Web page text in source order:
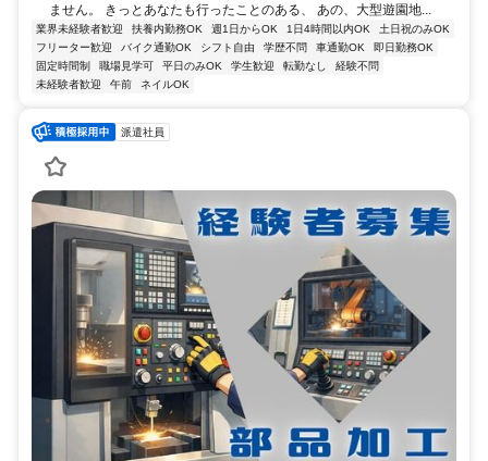
ません。 きっとあなたも行ったことのある、 あの、大型遊園地...
業界未経験者歓迎 扶養内勤務OK 週1日からOK 1日4時間以内OK
土日祝のみOK
フリーター歓迎
バイク通勤OK シフト自由 学歴不問 車通勤OK
即日勤務OK
固定時間制
職場見学可 平日のみOK 学生歓迎 転勤なし
経験不問
未経験者歓迎
午前 ネイルOK
派遣社員